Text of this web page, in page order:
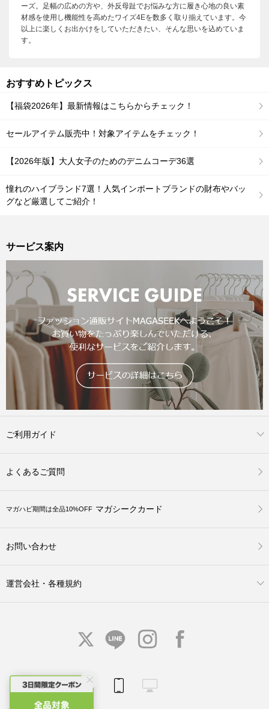
ーズ。足幅の広めの方や、外反母趾でお悩みな方に履き心地の良い素
材感を使用し機能性を高めたワイズ4Eを数多く取り揃えています。今
以上に楽しくお出かけをしていただきたい、そんな思いを込めていま
す。
おすすめトピックス
【福袋2026年】最新情報はこちらからチェック！
セールアイテム販売中！対象アイテムをチェック！
【2026年版】大人女子のためのデニムコーデ36選
憧れのハイブランド7選！人気インポートブランドの財布やバッ
グなど厳選してご紹介！
サービス案内
ご利用ガイド
よくあるご質問
マガハピ期間は全品10%OFF マガシークカード
お問い合わせ
運営会社・各種規約